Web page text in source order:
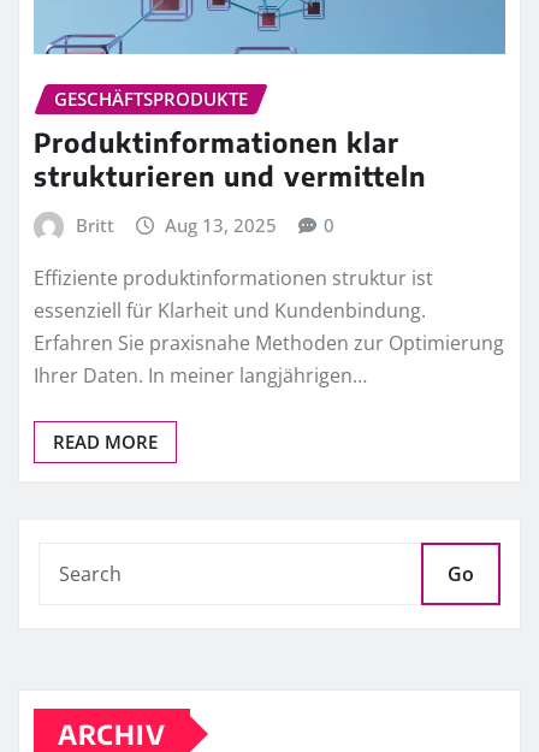
GESCHÄFTSPRODUKTE
Produktinformationen klar
strukturieren und vermitteln
Britt Aug 13, 2025 0
Effiziente produktinformationen struktur ist
essenziell für Klarheit und Kundenbindung.
Erfahren Sie praxisnahe Methoden zur Optimierung
Ihrer Daten. In meiner langjährigen…
READ MORE
Go
ARCHIV